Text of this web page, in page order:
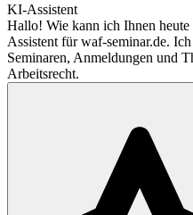
KI-Assistent
Hallo! Wie kann ich Ihnen
Assistent für waf-seminar.de.
Seminaren, Anmeldungen und
Arbeitsrecht.